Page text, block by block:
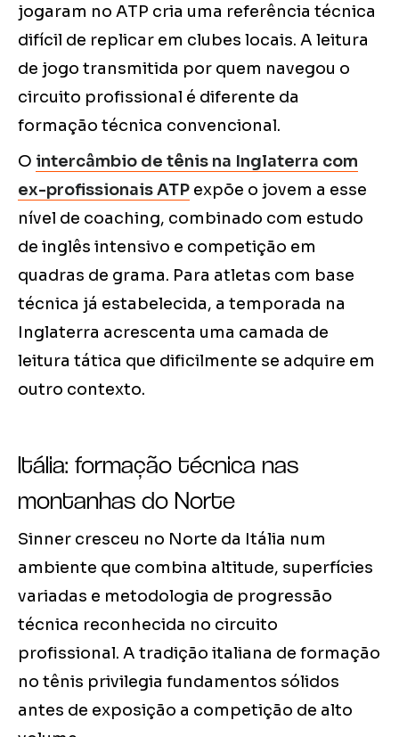
jogaram no ATP cria uma referência técnica
difícil de replicar em clubes locais. A leitura
de jogo transmitida por quem navegou o
circuito profissional é diferente da
formação técnica convencional.
O intercâmbio de tênis na Inglaterra com
ex-profissionais ATP expõe o jovem a esse
nível de coaching, combinado com estudo
de inglês intensivo e competição em
quadras de grama. Para atletas com base
técnica já estabelecida, a temporada na
Inglaterra acrescenta uma camada de
leitura tática que dificilmente se adquire em
outro contexto.
Itália: formação técnica nas
montanhas do Norte
Sinner cresceu no Norte da Itália num
ambiente que combina altitude, superfícies
variadas e metodologia de progressão
técnica reconhecida no circuito
profissional. A tradição italiana de formação
no tênis privilegia fundamentos sólidos
antes de exposição a competição de alto